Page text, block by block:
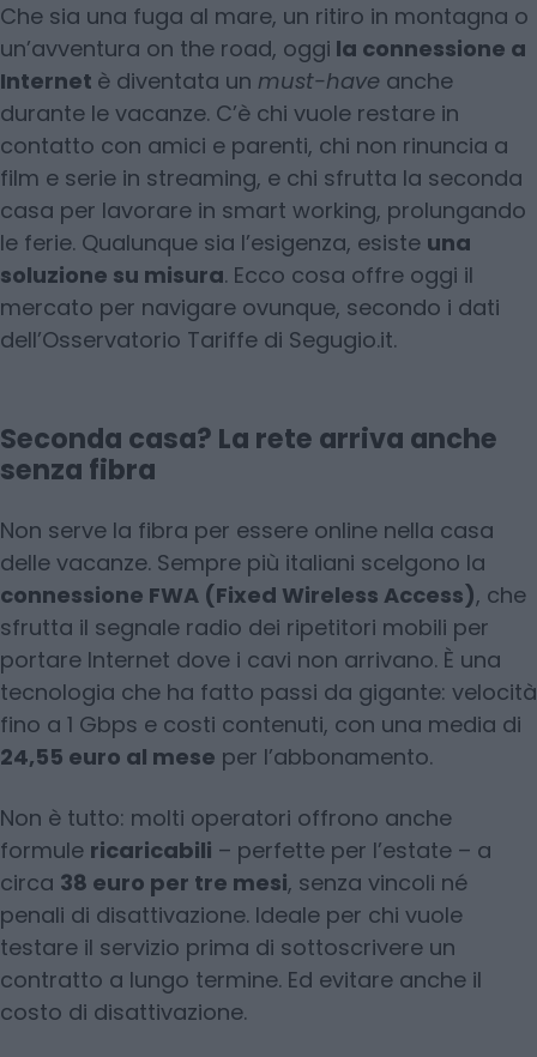
Che sia una fuga al mare, un ritiro in montagna o
un’avventura on the road, oggi la connessione a
Internet è diventata un must-have anche
durante le vacanze. C’è chi vuole restare in
contatto con amici e parenti, chi non rinuncia a
film e serie in streaming, e chi sfrutta la seconda
casa per lavorare in smart working, prolungando
le ferie. Qualunque sia l’esigenza, esiste una
soluzione su misura. Ecco cosa offre oggi il
mercato per navigare ovunque, secondo i dati
dell’Osservatorio Tariffe di Segugio.it.
Seconda casa? La rete arriva anche
senza fibra
Non serve la fibra per essere online nella casa
delle vacanze. Sempre più italiani scelgono la
connessione FWA (Fixed Wireless Access), che
sfrutta il segnale radio dei ripetitori mobili per
portare Internet dove i cavi non arrivano. È una
tecnologia che ha fatto passi da gigante: velocità
fino a 1 Gbps e costi contenuti, con una media di
24,55 euro al mese per l’abbonamento.
Non è tutto: molti operatori offrono anche
formule ricaricabili – perfette per l’estate – a
circa 38 euro per tre mesi, senza vincoli né
penali di disattivazione. Ideale per chi vuole
testare il servizio prima di sottoscrivere un
contratto a lungo termine. Ed evitare anche il
costo di disattivazione.